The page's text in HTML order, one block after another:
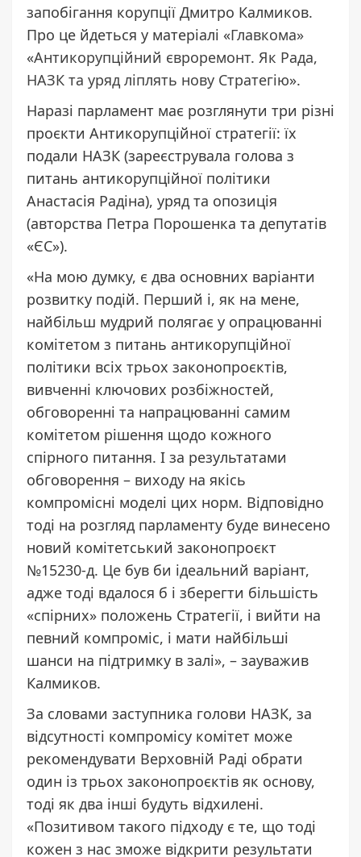
запобігання корупції Дмитро Калмиков.
Про це йдеться у матеріалі «Главкома»
«Антикорупційний євроремонт. Як Рада,
НАЗК та уряд ліплять нову Стратегію».
Наразі парламент має розглянути три різні
проєкти Антикорупційної стратегії: їх
подали НАЗК (зареєструвала голова з
питань антикорупційної політики
Анастасія Радіна), уряд та опозиція
(авторства Петра Порошенка та депутатів
«ЄС»).
«На мою думку, є два основних варіанти
розвитку подій. Перший і, як на мене,
найбільш мудрий полягає у опрацюванні
комітетом з питань антикорупційної
політики всіх трьох законопроєктів,
вивченні ключових розбіжностей,
обговоренні та напрацюванні самим
комітетом рішення щодо кожного
спірного питання. І за результатами
обговорення – виходу на якісь
компромісні моделі цих норм. Відповідно
тоді на розгляд парламенту буде винесено
новий комітетський законопроєкт
№15230-д. Це був би ідеальний варіант,
адже тоді вдалося б і зберегти більшість
«спірних» положень Стратегії, і вийти на
певний компроміс, і мати найбільші
шанси на підтримку в залі», – зауважив
Калмиков.
За словами заступника голови НАЗК, за
відсутності компромісу комітет може
рекомендувати Верховній Раді обрати
один із трьох законопроєктів як основу,
тоді як два інші будуть відхилені.
«Позитивом такого підходу є те, що тоді
кожен з нас зможе відкрити результати